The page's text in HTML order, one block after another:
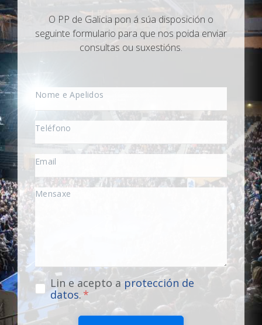
O PP de Galicia pon á súa disposición o
seguinte formulario para que nos poida enviar
consultas ou suxestións.
Lin e acepto a protección de
datos.